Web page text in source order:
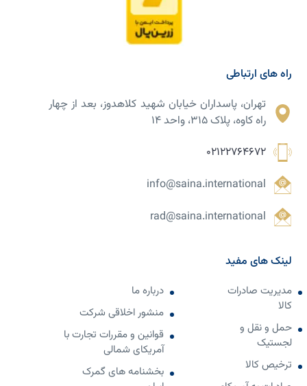
راه های ارتباطی
تهران، پاسداران خیابان شهید کلاهدوز، بعد از چهار
راه کاوه، پلاک ۳۱۵، واحد ۱۴
02122764672
info@saina.international
rad@saina.international
لینک های مفید
مدیریت صادرات
کالا
حمل و نقل و
لجستیک
ترخیص کالا
درباره ما
منشور اخلاقی شرکت
قوانین و مقررات تجارت با
آمریکای شمالی
بخشنامه های گمرک